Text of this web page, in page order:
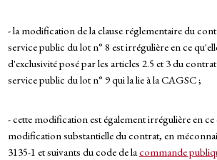
- la modification de la clause réglementaire du
service public du lot n° 8 est irrégulière en ce
d'exclusivité posé par les articles 2.5 et 3 du
service public du lot n° 9 qui la lie à la CAGSC ;
- cette modification est également irrégulière en
modification substantielle du contrat, en
3135-1 et suivants du code de lacommande